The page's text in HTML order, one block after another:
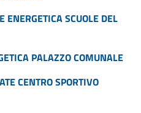
SCUOLE DEL
PALAZZO COMUNALE
CENTRO SPORTIVO